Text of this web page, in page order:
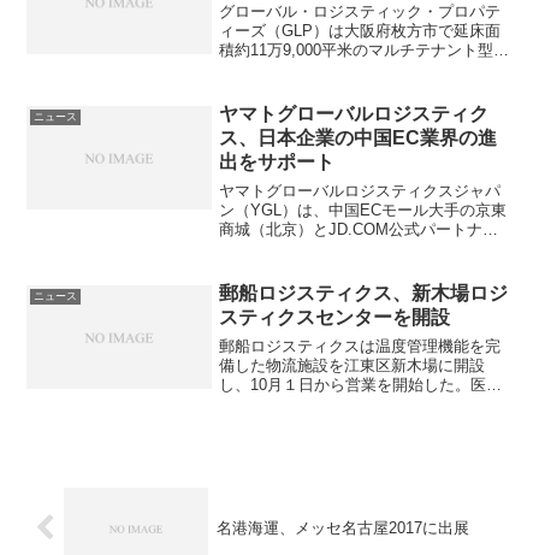
グローバル・ロジスティック・プロパテ
ィーズ（GLP）は大阪府枚方市で延床面
積約11万9,000平米のマルチテナント型物
で、2018年夏から秋に竣工予定。総開
発...
ニュース
ヤマトグローバルロジスティク
ス、日本企業の中国EC業界の進
出をサポート
ヤマトグローバルロジスティクスジャパ
ン（YGL）は、中国ECモール大手の京東
商城（北京）とJD.COM公式パートナー
ルの「京東全球購」での、「出店」・
「出品」のサポー...
ニュース
郵船ロジスティクス、新木場ロジ
スティクスセンターを開設
郵船ロジスティクスは温度管理機能を完
備した物流施設を江東区新木場に開設
し、10月１日から営業を開始した。医療
名港海運、メッセ名古屋2017に出展